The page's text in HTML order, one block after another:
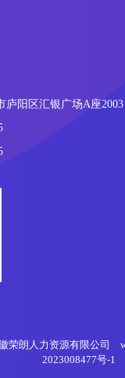
庐阳区汇银广场A座2003
荣朗人力资源有限公司
2023008477号-1